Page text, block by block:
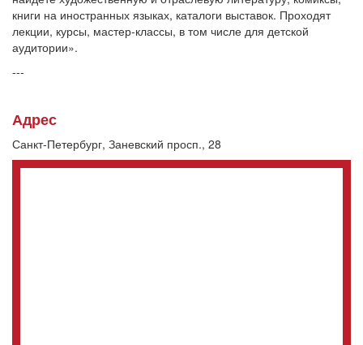
книги на иностранных языках, каталоги выставок. Проходят
лекции, курсы, мастер-классы, в том числе для детской
аудитории».
---
Адрес
Санкт-Петербург, Заневский просп., 28